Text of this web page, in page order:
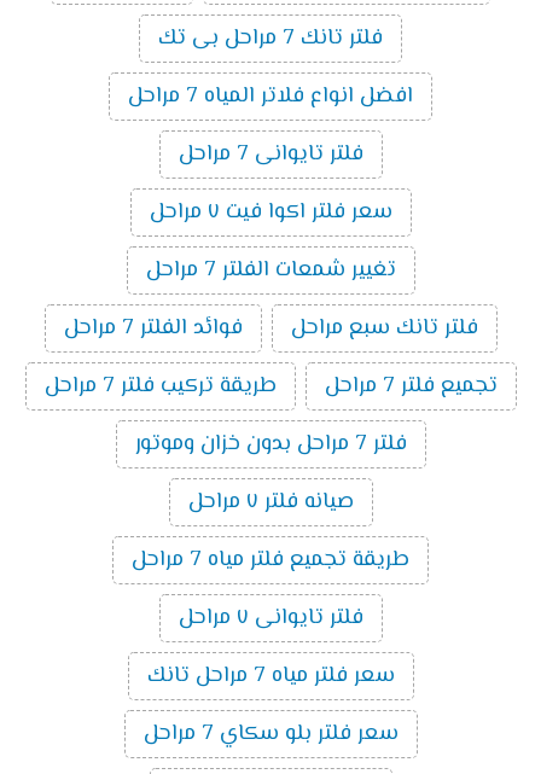
فلتر تانك 7 مراحل بى تك
افضل انواع فلاتر المياه 7 مراحل
فلتر تايوانى 7 مراحل
سعر فلتر اكوا فيت ٧ مراحل
تغيير شمعات الفلتر 7 مراحل
فلتر تانك سبع مراحل
فوائد الفلتر 7 مراحل
تجميع فلتر 7 مراحل
طريقة تركيب فلتر 7 مراحل
فلتر 7 مراحل بدون خزان وموتور
صيانه فلتر ٧ مراحل
طريقة تجميع فلتر مياه 7 مراحل
فلتر تايوانى ٧ مراحل
سعر فلتر مياه 7 مراحل تانك
سعر فلتر بلو سكاي 7 مراحل